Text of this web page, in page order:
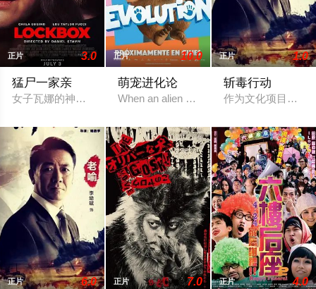
正片 3.0
猛尸一家亲
女子瓦娜的神秘表亲温思罗普突然仓皇登门，身后还跟着一个
正片 10.0
萌宠进化论
When an alien substance mixes Zoe's
正片 1.0
斩毒行动
作为文化项目里反
正片 6.0 正片 7.0 正片 4.0